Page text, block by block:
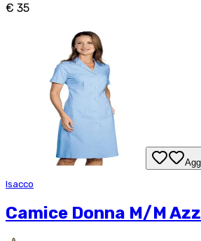
€ 35
Isacco
Camice Donna M/M